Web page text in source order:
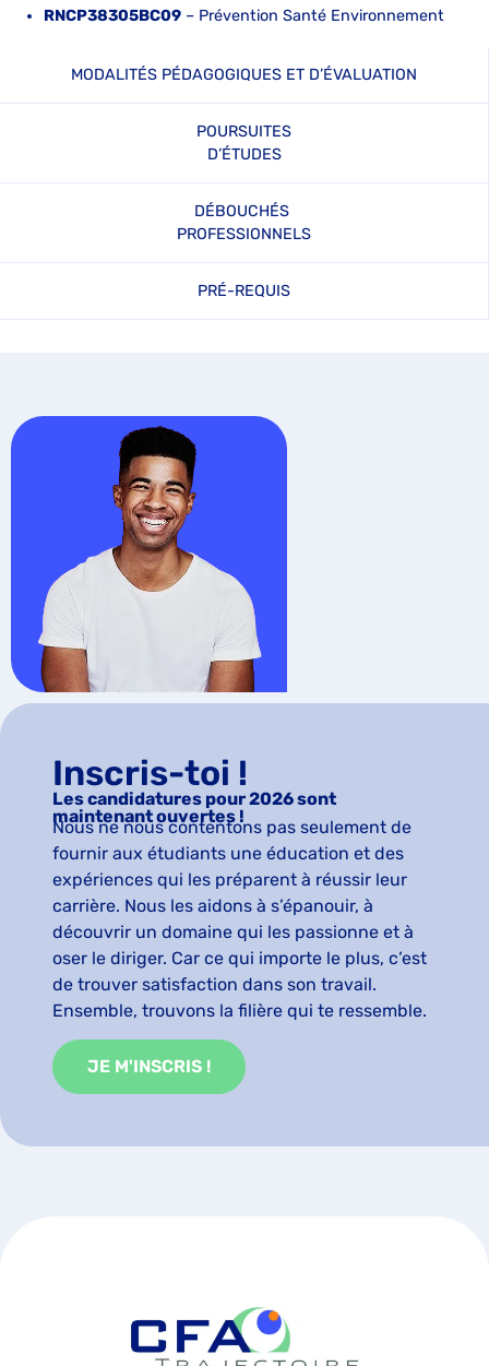
MODALITÉS PÉDAGOGIQUES ET D’ÉVALUATION
POURSUITES
D’ÉTUDES
DÉBOUCHÉS
PROFESSIONNELS
PRÉ-REQUIS
RNCP38305BC09 – Prévention Santé Environnement
Inscris-toi !
Les candidatures pour 2026 sont
maintenant ouvertes !
Nous ne nous contentons pas seulement de
fournir aux étudiants une éducation et des
expériences qui les préparent à réussir leur
carrière. Nous les aidons à s’épanouir, à
découvrir un domaine qui les passionne et à
oser le diriger. Car ce qui importe le plus, c’est
de trouver satisfaction dans son travail.
Ensemble, trouvons la filière qui te ressemble.
JE M'INSCRIS !